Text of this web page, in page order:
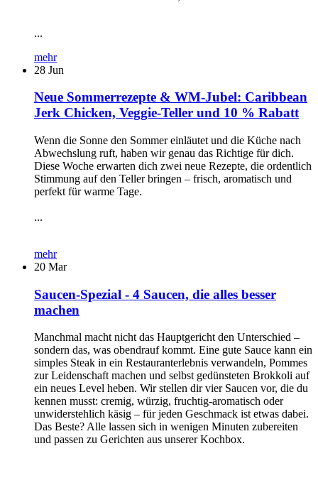
...
mehr
28 Jun
Neue Sommerrezepte & WM-Jubel: Caribbean
Jerk Chicken, Veggie-Teller und 10 % Rabatt
Wenn die Sonne den Sommer einläutet und die Küche nach
Abwechslung ruft, haben wir genau das Richtige für dich.
Diese Woche erwarten dich zwei neue Rezepte, die ordentlich
Stimmung auf den Teller bringen – frisch, aromatisch und
perfekt für warme Tage.
...
mehr
20 Mar
Saucen-Spezial - 4 Saucen, die alles besser
machen
Manchmal macht nicht das Hauptgericht den Unterschied –
sondern das, was obendrauf kommt. Eine gute Sauce kann ein
simples Steak in ein Restauranterlebnis verwandeln, Pommes
zur Leidenschaft machen und selbst gedünsteten Brokkoli auf
ein neues Level heben. Wir stellen dir vier Saucen vor, die du
kennen musst: cremig, würzig, fruchtig-aromatisch oder
unwiderstehlich käsig – für jeden Geschmack ist etwas dabei.
Das Beste? Alle lassen sich in wenigen Minuten zubereiten
und passen zu Gerichten aus unserer Kochbox.